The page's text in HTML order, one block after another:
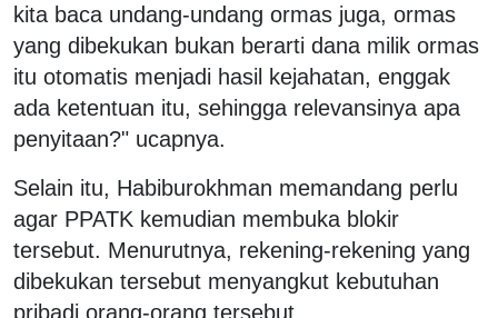
kita baca undang-undang ormas juga, ormas
yang dibekukan bukan berarti dana milik ormas
itu otomatis menjadi hasil kejahatan, enggak
ada ketentuan itu, sehingga relevansinya apa
penyitaan?" ucapnya.
Selain itu, Habiburokhman memandang perlu
agar PPATK kemudian membuka blokir
tersebut. Menurutnya, rekening-rekening yang
dibekukan tersebut menyangkut kebutuhan
pribadi orang-orang tersebut.